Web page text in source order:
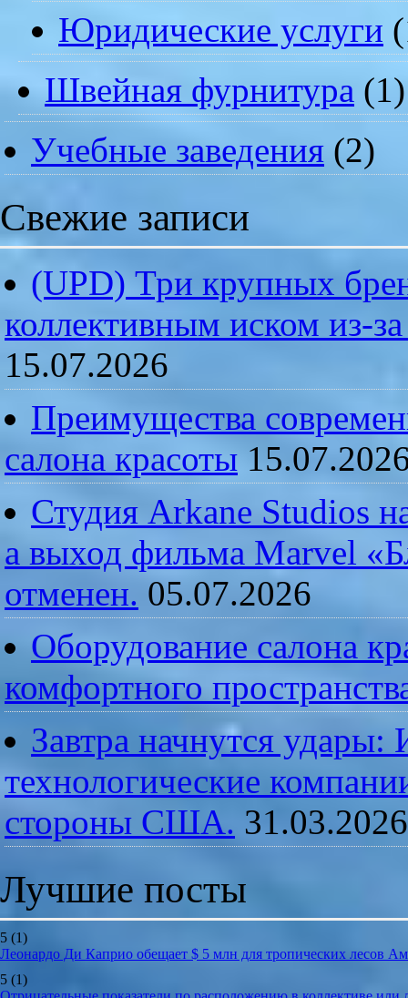
Юридические услуги
Швейная фурнитура (1)
Учебные заведения (2)
Свежие записи
(UPD) Три крупных
коллективным иском из-
15.07.2026
Преимущества
салона красоты
Студия Arkane Studios
а выход фильма Marvel
отменен. 05.07.2026
Оборудование салона
комфортного
Завтра начнутся
технологические
стороны США. 31.03.2026
Лучшие посты
5 (1)
Леонардо Ди Каприо обещает $ 5 млн для тропических лесов
5 (1)